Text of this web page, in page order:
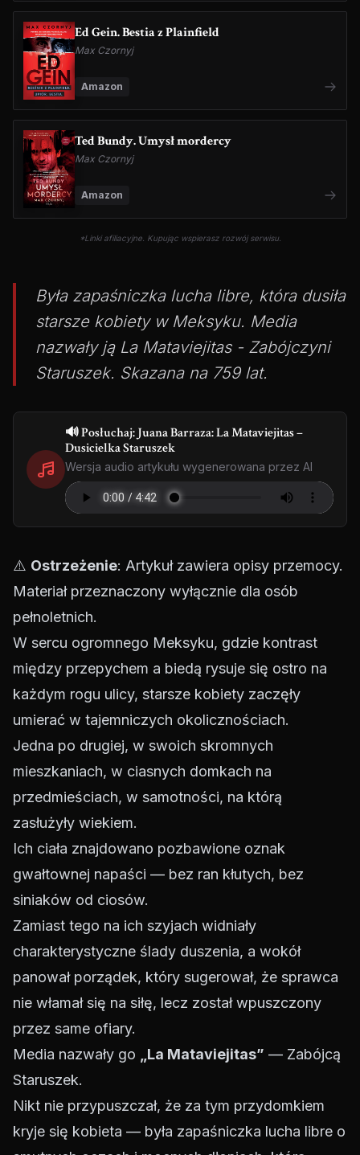
Ed Gein. Bestia z Plainfield
Max Czornyj
Amazon
Ted Bundy. Umysł mordercy
Max Czornyj
Amazon
*Linki afiliacyjne. Kupując wspierasz rozwój serwisu.
Była zapaśniczka lucha libre, która dusiła
starsze kobiety w Meksyku. Media
nazwały ją La Mataviejitas - Zabójczyni
Staruszek. Skazana na 759 lat.
🔊 Posłuchaj: Juana Barraza: La Mataviejitas –
Dusicielka Staruszek
Wersja audio artykułu wygenerowana przez AI
⚠️ Ostrzeżenie: Artykuł zawiera opisy przemocy.
Materiał przeznaczony wyłącznie dla osób
pełnoletnich.
W sercu ogromnego Meksyku, gdzie kontrast
między przepychem a biedą rysuje się ostro na
każdym rogu ulicy, starsze kobiety zaczęły
umierać w tajemniczych okolicznościach.
Jedna po drugiej, w swoich skromnych
mieszkaniach, w ciasnych domkach na
przedmieściach, w samotności, na którą
zasłużyły wiekiem.
Ich ciała znajdowano pozbawione oznak
gwałtownej napaści — bez ran kłutych, bez
siniaków od ciosów.
Zamiast tego na ich szyjach widniały
charakterystyczne ślady duszenia, a wokół
panował porządek, który sugerował, że sprawca
nie włamał się na siłę, lecz został wpuszczony
przez same ofiary.
Media nazwały go
„La Mataviejitas” — Zabójcą
Staruszek.
Nikt nie przypuszczał, że za tym przydomkiem
kryje się kobieta — była zapaśniczka lucha libre o